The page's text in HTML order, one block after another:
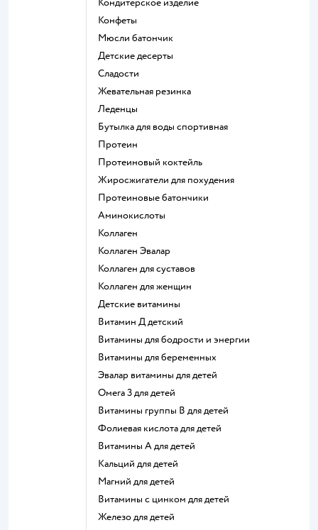
кондитерское изделие
конфеты
мюсли батончик
детские десерты
сладости
жевательная резинка
леденцы
Бутылка для воды спортивная
Протеин
Протеиновый коктейль
Жиросжигатели для похудения
Протеиновые батончики
Аминокислоты
Коллаген
Коллаген Эвалар
Коллаген для суставов
Коллаген для женщин
Детские витамины
Витамин Д детский
Витамины для бодрости и энергии
Витамины для беременных
Эвалар витамины для детей
Омега 3 для детей
Витамины группы В для детей
Фолиевая кислота для детей
Витамины А для детей
Кальций для детей
Магний для детей
Витамины с цинком для детей
Железо для детей